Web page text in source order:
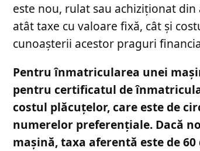
este nou, rulat sau achiziționat
atât taxe cu valoare fixă, cât și
cunoașterii acestor praguri
Pentru înmatricularea unei
pentru certificatul de
costul plăcuțelor, care este de
numerelor preferențiale. Dacă
mașină, taxa aferentă este de 60